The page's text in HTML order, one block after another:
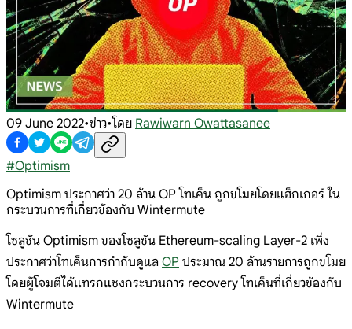
09 June 2022•ข่าว•โดย Rawiwarn Owattasanee
#Optimism
Optimism ประกาศว่า 20 ล้าน OP โทเค็น ถูกขโมยโดยแฮ็กเกอร์ ใน
กระบวนการที่เกี่ยวข้องกับ Wintermute
โซลูชัน Optimism ของโซลูชัน Ethereum-scaling Layer-2 เพิ่ง
ประกาศว่าโทเค็นการกำกับดูแล OP ประมาณ 20 ล้านรายการถูกขโมย
โดยผู้โจมตีได้แทรกแซงกระบวนการ recovery โทเค็นที่เกี่ยวข้องกับ
Wintermute